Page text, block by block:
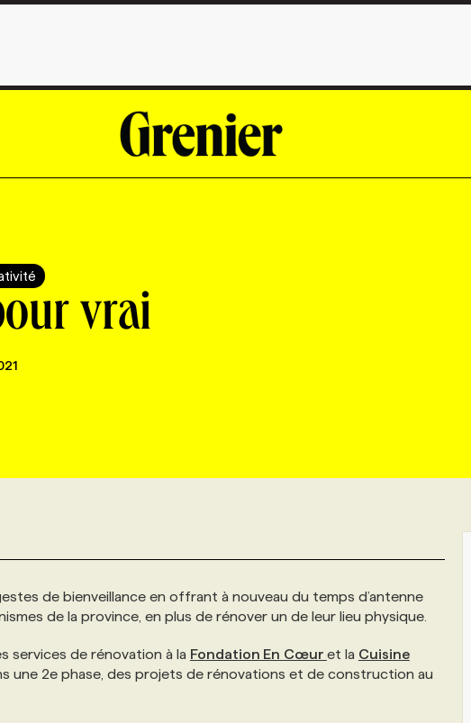
vrai
de bienveillance en offrant à nouveau du temps d’antenne
de la province, en plus de rénover un de leur lieu physique.
services de rénovation à la Fondation En Cœur et la Cuisine
une 2e phase, des projets de rénovations et de construction au